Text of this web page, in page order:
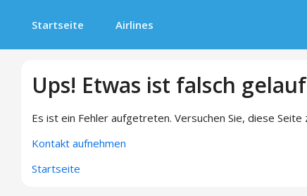
Startseite Airlines
Ups! Etwas ist falsch
Es ist ein Fehler aufgetreten. Versuchen Sie, diese
Kontakt aufnehmen
Startseite